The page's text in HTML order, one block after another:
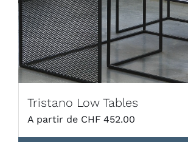
Tristano Low Tables
CHF 452.00